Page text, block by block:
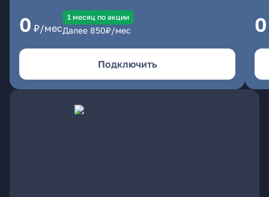
0 ₽/мес
1 месяц по акции
Далее 850₽/мес
Подключить
0